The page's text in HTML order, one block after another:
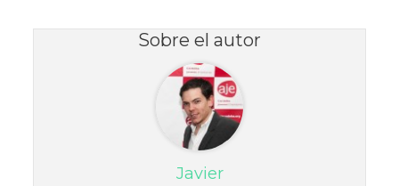
Sobre el autor
Javier